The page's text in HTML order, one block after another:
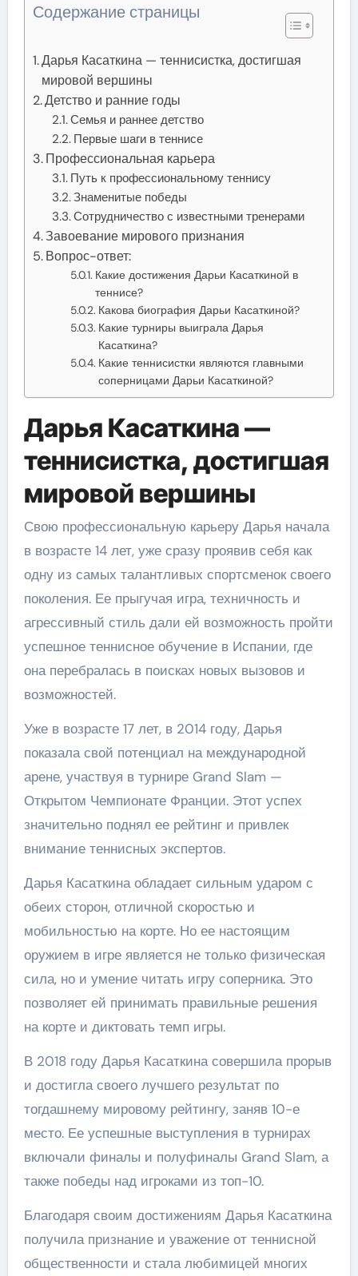
Содержание страницы
Дарья Касаткина — теннисистка, достигшая
мировой вершины
Детство и ранние годы
Семья и раннее детство
Первые шаги в теннисе
Профессиональная карьера
Путь к профессиональному теннису
Знаменитые победы
Сотрудничество с известными тренерами
Завоевание мирового признания
Вопрос-ответ:
Какие достижения Дарьи Касаткиной в
теннисе?
Какова биография Дарьи Касаткиной?
Какие турниры выиграла Дарья
Касаткина?
Какие теннисистки являются главными
соперницами Дарьи Касаткиной?
Дарья Касаткина —
теннисистка, достигшая
мировой вершины
Свою профессиональную карьеру Дарья начала
в возрасте 14 лет, уже сразу проявив себя как
одну из самых талантливых спортсменок своего
поколения. Ее прыгучая игра, техничность и
агрессивный стиль дали ей возможность пройти
успешное теннисное обучение в Испании, где
она перебралась в поисках новых вызовов и
возможностей.
Уже в возрасте 17 лет, в 2014 году, Дарья
показала свой потенциал на международной
арене, участвуя в турнире Grand Slam —
Открытом Чемпионате Франции. Этот успех
значительно поднял ее рейтинг и привлек
внимание теннисных экспертов.
Дарья Касаткина обладает сильным ударом с
обеих сторон, отличной скоростью и
мобильностью на корте. Но ее настоящим
оружием в игре является не только физическая
сила, но и умение читать игру соперника. Это
позволяет ей принимать правильные решения
на корте и диктовать темп игры.
В 2018 году Дарья Касаткина совершила прорыв
и достигла своего лучшего результат по
тогдашнему мировому рейтингу, заняв 10-е
место. Ее успешные выступления в турнирах
включали финалы и полуфиналы Grand Slam, а
также победы над игроками из топ-10.
Благодаря своим достижениям Дарья Касаткина
получила признание и уважение от теннисной
общественности и стала любимицей многих